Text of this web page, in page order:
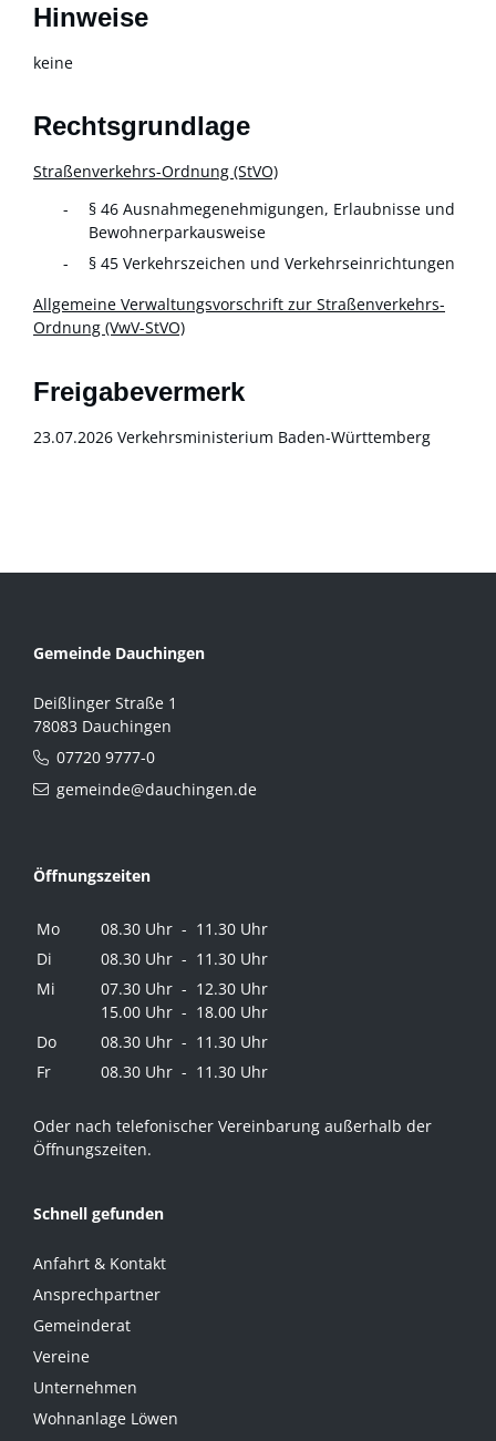
Hinweise
keine
Rechtsgrundlage
Straßenverkehrs-Ordnung (StVO)
§ 46 Ausnahmegenehmigungen, Erlaubnisse und
Bewohnerparkausweise
§ 45 Verkehrszeichen und Verkehrseinrichtungen
Allgemeine Verwaltungsvorschrift zur Straßenverkehrs-
Ordnung (VwV-StVO)
Freigabevermerk
23.07.2026 Verkehrsministerium Baden-Württemberg
Gemeinde Dauchingen
Deißlinger Straße 1
78083 Dauchingen
07720 9777-0
gemeinde@dauchingen.de
Öffnungszeiten
Mo
08.30 Uhr - 11.30 Uhr
Di
08.30 Uhr - 11.30 Uhr
Mi
07.30 Uhr - 12.30 Uhr
15.00 Uhr - 18.00 Uhr
Do
08.30 Uhr - 11.30 Uhr
Fr
08.30 Uhr - 11.30 Uhr
Oder nach telefonischer Vereinbarung außerhalb der
Öffnungszeiten.
Schnell gefunden
Anfahrt & Kontakt
Ansprechpartner
Gemeinderat
Vereine
Unternehmen
Wohnanlage Löwen